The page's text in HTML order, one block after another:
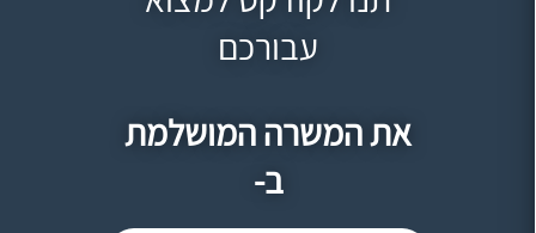
עבורכם
את המשרה המושלמת
ב-